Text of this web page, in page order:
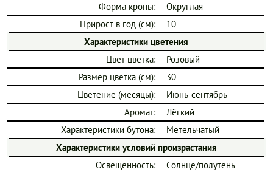
Форма кроны:
Округлая
Прирост в год (см):
10
Характеристики цветения
Цвет цветка:
Розовый
Размер цветка (см):
30
Цветение (месяцы):
Июнь-сентябрь
Аромат:
Лёгкий
Характеристики бутона:
Метельчатый
Характеристики условий произрастания
Освещенность:
Солнце/полутень